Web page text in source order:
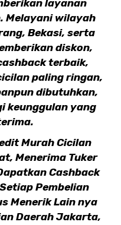
layanan
Melayani wilayah
Bekasi, serta
diskon,
terbaik,
paling ringan,
dibutuhkan,
keunggulan yang
Murah Cicilan
Menerima Tuker
Cashback
Pembelian
Menerik Lain nya
Daerah Jakarta,